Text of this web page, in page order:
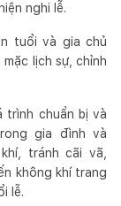
nghi lễ.
tuổi và gia chủ
lịch sự, chỉnh
trình chuẩn bị và
gia đình và
tránh cãi vã,
không khí trang
lễ.